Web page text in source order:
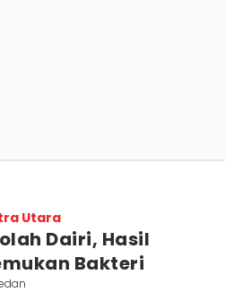
Utara
Dairi, Hasil
Bakteri